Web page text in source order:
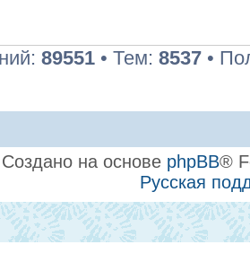
89551 • Тем: 8537 •
Создано на основе phpBB®
Русская